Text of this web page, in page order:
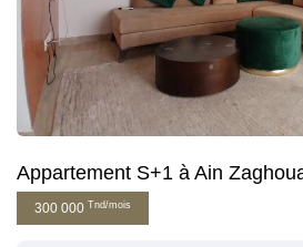
Appartement S+1 à Ain
300 000 Tnd/mois